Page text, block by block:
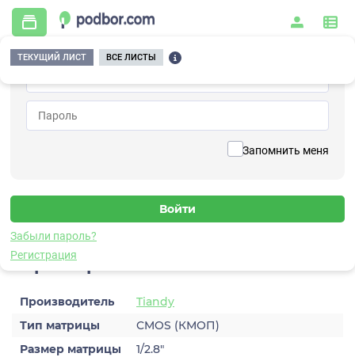
Запомнить меня
Забыли пароль?
Регистрация
ТЕКУЩИЙ ЛИСТ ВСЕ ЛИСТЫ
Главная / Видеонаблюдение / Видеокамеры / IP /
TC-C34WP Spec-W-E-Y-2.8mm-V4.0
V4.0
Видеокамера IP
Характеристики
Производитель
Tiandy
Тип матрицы
CMOS (КМОП)
Размер матрицы
1/2.8″